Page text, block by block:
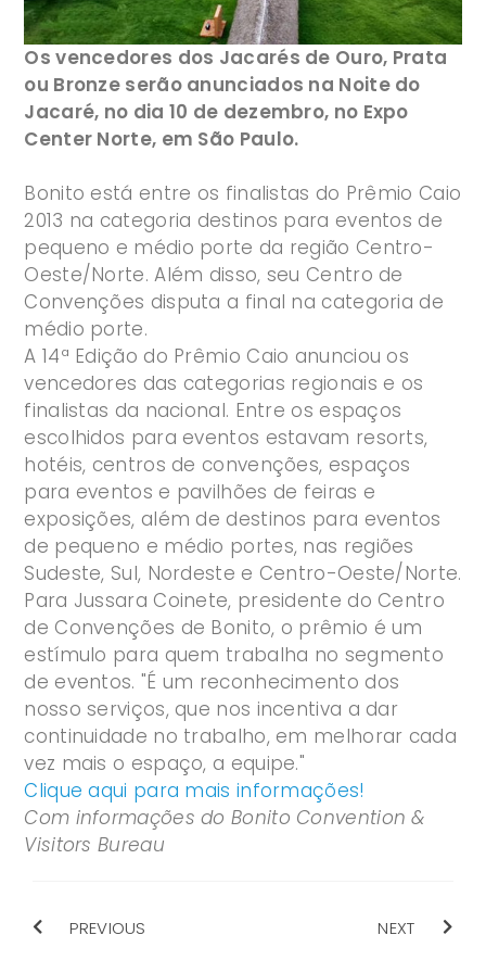
Os vencedores dos Jacarés de Ouro, Prata
ou Bronze serão anunciados na Noite do
Jacaré, no dia 10 de dezembro, no Expo
Center Norte, em São Paulo.
Bonito está entre os finalistas do Prêmio Caio
2013 na categoria destinos para eventos de
pequeno e médio porte da região Centro-
Oeste/Norte. Além disso, seu Centro de
Convenções disputa a final na categoria de
médio porte.
A 14ª Edição do Prêmio Caio anunciou os
vencedores das categorias regionais e os
finalistas da nacional. Entre os espaços
escolhidos para eventos estavam resorts,
hotéis, centros de convenções, espaços
para eventos e pavilhões de feiras e
exposições, além de destinos para eventos
de pequeno e médio portes, nas regiões
Sudeste, Sul, Nordeste e Centro-Oeste/Norte.
Para Jussara Coinete, presidente do Centro
de Convenções de Bonito, o prêmio é um
estímulo para quem trabalha no segmento
de eventos. "É um reconhecimento dos
nosso serviços, que nos incentiva a dar
continuidade no trabalho, em melhorar cada
vez mais o espaço, a equipe."
Clique aqui para mais informações!
Com informações do Bonito Convention &
Visitors Bureau
PREVIOUS NEXT